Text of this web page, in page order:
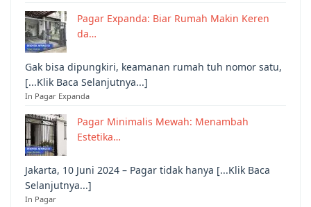
Pagar Expanda: Biar Rumah Makin Keren
da…
Gak bisa dipungkiri, keamanan rumah tuh nomor satu,
[...Klik Baca Selanjutnya...]
In Pagar Expanda
Pagar Minimalis Mewah: Menambah
Estetika…
Jakarta, 10 Juni 2024 – Pagar tidak hanya [...Klik Baca
Selanjutnya...]
In Pagar